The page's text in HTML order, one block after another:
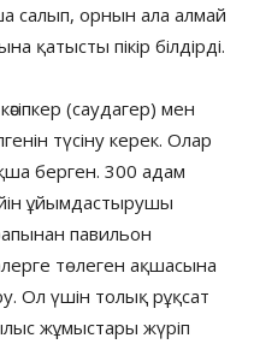
салып, орнын ала алмай
қатысты пікір білдірді.
(саудагер) мен
түсіну керек. Олар
берген. 300 адам
ұйымдастырушы
павильон
төлеген ақшасына
Ол үшін толық рұқсат
жұмыстары жүріп